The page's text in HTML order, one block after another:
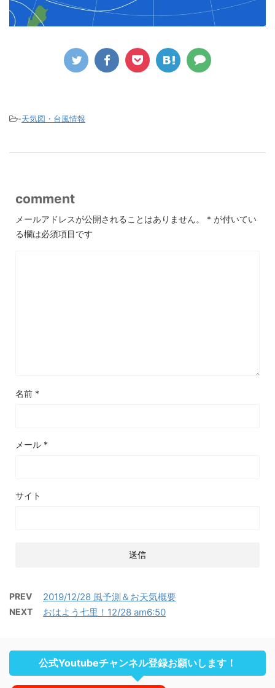
-天気図・台風情報
comment
メールアドレスが公開されることはありません。 * が付いてい
る欄は必須項目です
名前 *
メール *
サイト
PREV 2019/12/28 風予測＆お天気概要
NEXT おはよう七里！12/28 am6:50
公式Youtubeチャンネル登録お願いします！